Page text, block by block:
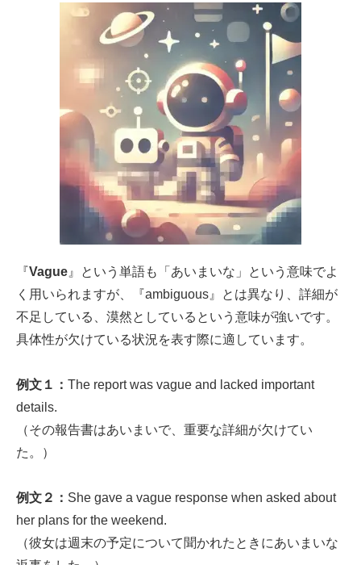
『Vague 』という単語も「あいまいな」という意味でよ
く用いられますが、『ambiguous』とは異なり、詳細が
不足している、漠然としているという意味が強いです。
具体性が欠けている状況を表す際に適しています。
例文１： The report was vague and lacked important
details.
（その報告書はあいまいで、重要な詳細が欠けてい
た。）
例文２： She gave a vague response when asked about
her plans for the weekend.
（彼女は週末の予定について聞かれたときにあいまいな